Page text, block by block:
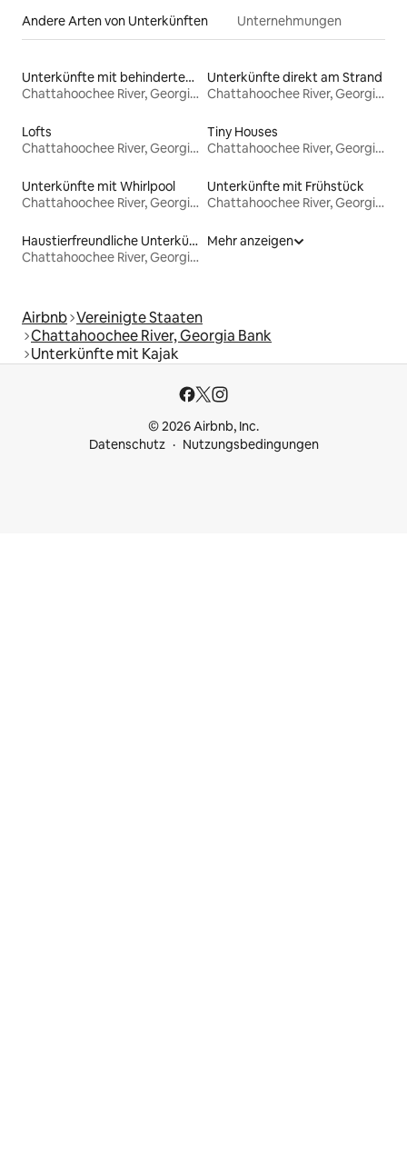
Andere Arten von Unterkünften Unternehmungen
Unterkünfte mit behindertengerechtem Bett
Chattahoochee River, Georgia Bank
Unterkünfte direkt am Strand
Chattahoochee River, Georgia Bank
Lofts
Chattahoochee River, Georgia Bank
Tiny Houses
Chattahoochee River, Georgia Bank
Unterkünfte mit Whirlpool
Chattahoochee River, Georgia Bank
Unterkünfte mit Frühstück
Chattahoochee River, Georgia Bank
Haustierfreundliche Unterkünfte
Chattahoochee River, Georgia Bank
Mehr anzeigen
Airbnb Vereinigte Staaten
Chattahoochee River, Georgia Bank
Unterkünfte mit Kajak
© 2026 Airbnb, Inc.
Datenschutz
Nutzungsbedingungen